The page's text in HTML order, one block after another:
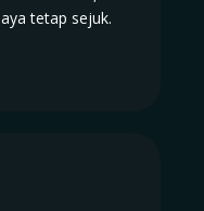
tetap sejuk.